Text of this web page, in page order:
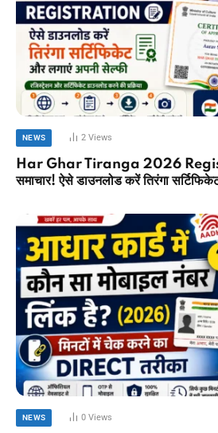
NEWS 2Views
Har Ghar Tiranga 2026
समाचार! ऐसे डाउनलोड करें तिरंगा
NEWS 0Views